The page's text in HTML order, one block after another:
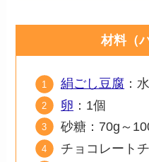
材料（
絹ごし豆腐 ：
卵 ：1個
砂糖：70g～
チョコレート